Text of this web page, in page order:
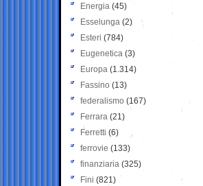
Energia (45)
Esselunga (2)
Esteri (784)
Eugenetica (3)
Europa (1.314)
Fassino (13)
federalismo (167)
Ferrara (21)
Ferretti (6)
ferrovie (133)
finanziaria (325)
Fini (821)